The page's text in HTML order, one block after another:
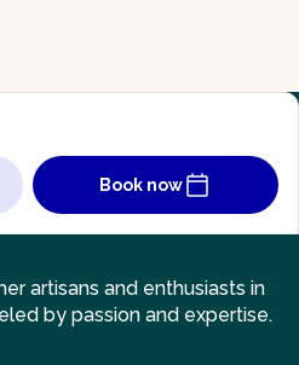
Book now
artisans and enthusiasts in
by passion and expertise.